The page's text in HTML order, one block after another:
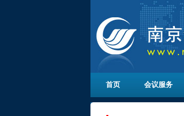
首页 会议服务